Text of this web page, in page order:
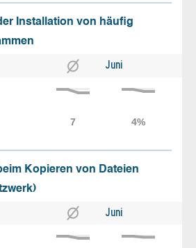
Installation von häufig
Juni
Kopieren von Dateien
Juni